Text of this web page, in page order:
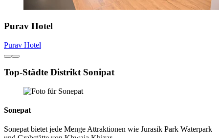
Purav Hotel
Purav Hotel
Top-Städte Distrikt Sonipat
Sonepat
Sonepat bietet jede Menge Attraktionen wie Jurasik Park Waterpark